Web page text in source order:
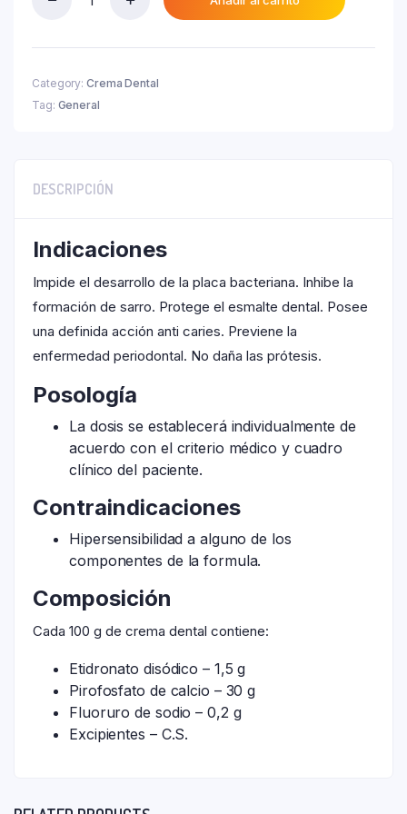
₲ 30.000.
80
quantity
Category: Crema Dental
Tag: General
DESCRIPCIÓN
Indicaciones
Impide el desarrollo de la placa bacteriana. Inhibe la
formación de sarro. Protege el esmalte dental. Posee
una definida acción anti caries. Previene la
enfermedad periodontal. No daña las prótesis.
Posología
La dosis se establecerá individualmente de
acuerdo con el criterio médico y cuadro
clínico del paciente.
Contraindicaciones
Hipersensibilidad a alguno de los
componentes de la formula.
Composición
Cada 100 g de crema dental contiene:
Etidronato disódico – 1,5 g
Pirofosfato de calcio – 30 g
Fluoruro de sodio – 0,2 g
Excipientes – C.S.